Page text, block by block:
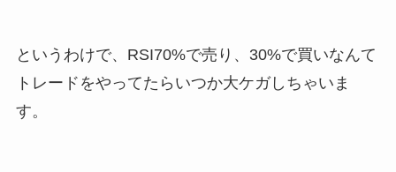
というわけで、RSI70%で売り、30%で買いなんて
トレードをやってたらいつか大ケガしちゃいま
す。